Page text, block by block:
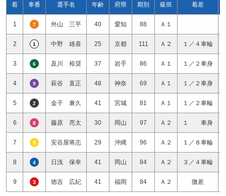
着 車番 選手名 年齢 府県 期別 級班 着差
1 7 外山 三平 40 愛知 88 Ａ１
2 1 中野 雄喜 25 京都 111 Ａ２ １／４車輪
3 6 及川 裕奨 37 岩手 86 Ａ１ １／２車身
4 9 萩谷 直正 48 神奈 69 Ａ１ １／２車身
5 2 金子 兼久 41 宮城 81 Ａ１ １／２車輪
6 8 藤原 亮太 30 岡山 97 Ａ２ １ 車身
7 5 安谷屋将志 29 沖縄 96 Ａ２ １／８車輪
8 4 日浅 保幸 41 岡山 84 Ａ２ ３／４車輪
9 3 徳吉 広紀 41 福岡 84 Ａ２ 微差